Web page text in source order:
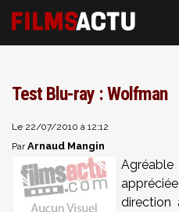
Test Blu-ray : Wolfman
Le 22/07/2010 à 12:12
ParArnaud Mangin
direction